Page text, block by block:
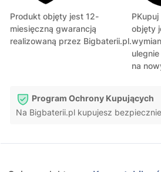
Produkt objęty jest 12-
miesięczną gwarancją
realizowaną przez Bigbaterii.pl.
objęty
na
Program Ochrony Kupujących
Na Bigbaterii.pl kupujesz